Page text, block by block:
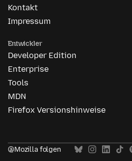
Kontakt
Impressum
Entwickler
Developer Edition
Enterprise
Tools
MDN
Firefox Versionshinweise
@Mozilla folgen